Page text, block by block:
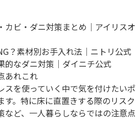
カビ・ダニ対策まとめ｜アイリスオ
？素材別お手入れ法｜ニトリ公式
的なダニ対策｜ダイニチ公式
あれこれ
スを使っていく中で気を付けたいポ
す。特に床に直置きする際のリスク
など、一人暮らしならではの注意点